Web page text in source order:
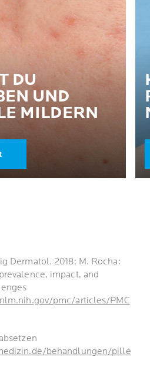
DU
UND
MILDERN
Dermatol. 2018; M. Rocha:
impact, and
pmc/articles/PMC
behandlungen/pille